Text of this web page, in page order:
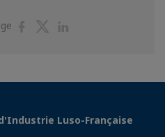
ShareShare
Luso-Française